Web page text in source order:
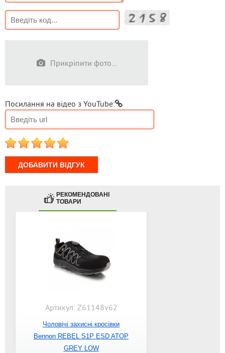
Прикріпити фото...
Посилання на відео з YouTube:
1 2 3 4 5
РЕКОМЕНДОВАНІ
ТОВАРИ
Артикул: Z61148v62
Чоловічі захисні кросівки
Bennon REBEL S1P ESD ATOP
GREY LOW